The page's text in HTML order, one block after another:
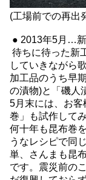
(工場前での再出
● 2013年5月…
待ちに待った新
していきながら
加工品のうち早
の漬物)と「磯人
5月末には、お
巻」も試作して
何十年も昆布巻
うなレシピで同
単、さんまも昆
です。震災前の